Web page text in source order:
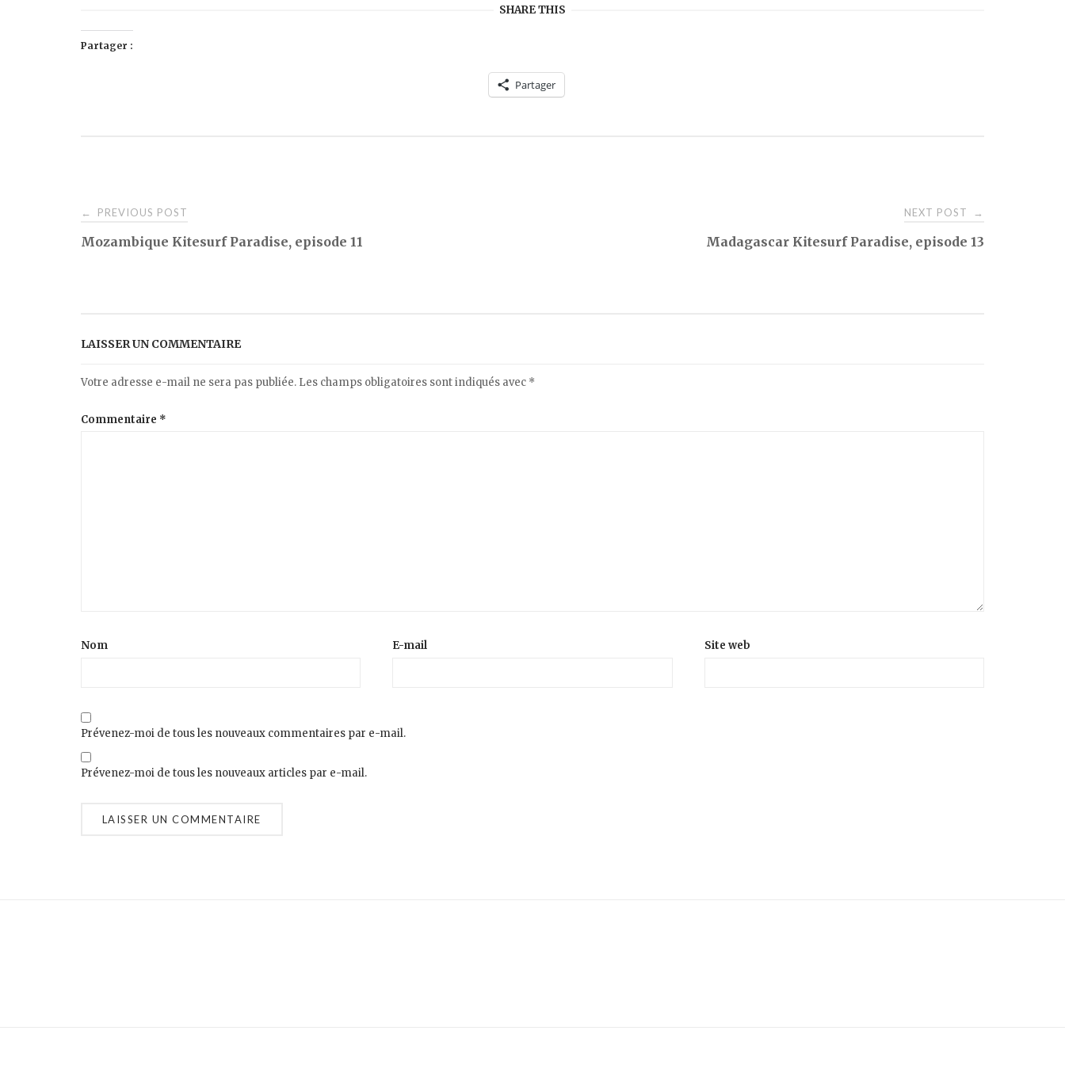
SHARE THIS
Partager :
Partager
Post
navigation
← PREVIOUS POST
Mozambique Kitesurf Paradise, episode 11
NEXT POST →
Madagascar Kitesurf Paradise, episode 13
LAISSER UN COMMENTAIRE
Votre adresse e-mail ne sera pas publiée. Les champs obligatoires sont indiqués avec *
Commentaire *
Nom E-mail Site web
Prévenez-moi de tous les nouveaux commentaires par e-mail.
Prévenez-moi de tous les nouveaux articles par e-mail.